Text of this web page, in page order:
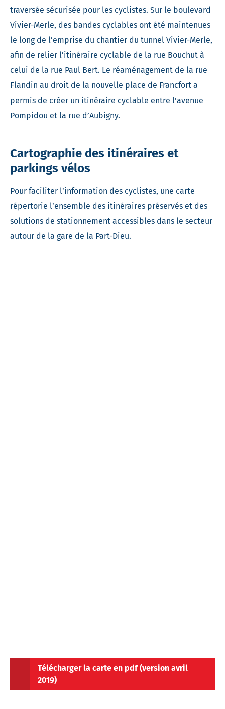
traversée sécurisée pour les cyclistes. Sur le boulevard
Vivier-Merle, des bandes cyclables ont été maintenues
le long de l’emprise du chantier du tunnel Vivier-Merle,
afin de relier l’itinéraire cyclable de la rue Bouchut à
celui de la rue Paul Bert. Le réaménagement de la rue
Flandin au droit de la nouvelle place de Francfort a
permis de créer un itinéraire cyclable entre l’avenue
Pompidou et la rue d’Aubigny.
Cartographie des itinéraires et
parkings vélos
Pour faciliter l’information des cyclistes, une carte
répertorie l’ensemble des itinéraires préservés et des
solutions de stationnement accessibles dans le secteur
autour de la gare de la Part-Dieu.
Télécharger la carte en pdf (version avril
2019)